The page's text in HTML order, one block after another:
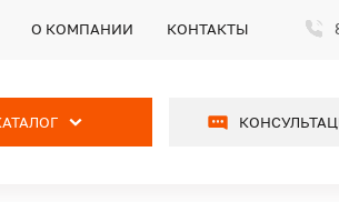
О КОМПАНИИ КОНТАКТЫ